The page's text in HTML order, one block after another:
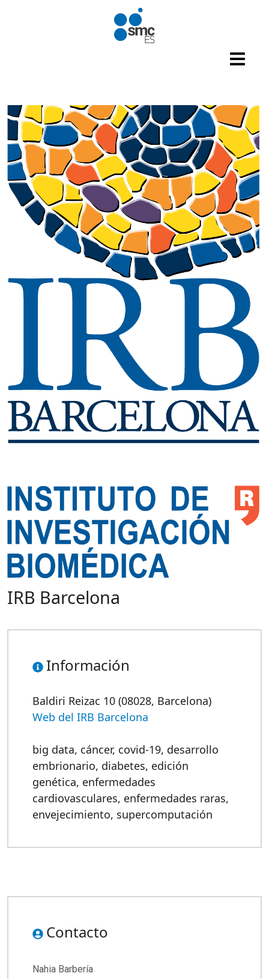
Pasar al contenido principal
IRB Barcelona
Información
Baldiri Reizac 10 (08028, Barcelona)
Web del IRB Barcelona
big data, cáncer, covid-19, desarrollo
embrionario, diabetes, edición
genética, enfermedades
cardiovasculares, enfermedades raras,
envejecimiento, supercomputación
Contacto
Nahia Barbería